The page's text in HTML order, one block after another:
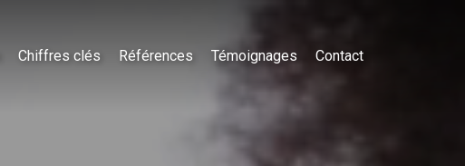
Chiffres clés Références Témoignages Contact